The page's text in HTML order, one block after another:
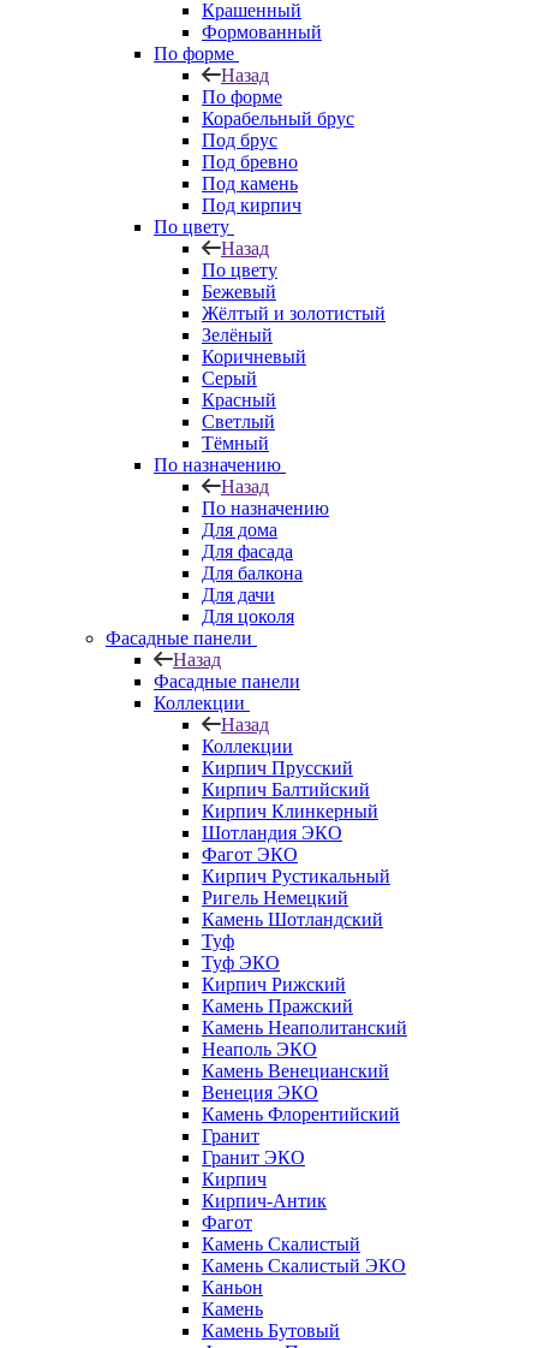
Крашенный
Формованный
По форме
Назад
По форме
Корабельный брус
Под брус
Под бревно
Под камень
Под кирпич
По цвету
Назад
По цвету
Бежевый
Жёлтый и золотистый
Зелёный
Коричневый
Серый
Красный
Светлый
Тёмный
По назначению
Назад
По назначению
Для дома
Для фасада
Для балкона
Для дачи
Для цоколя
Фасадные панели
Назад
Фасадные панели
Коллекции
Назад
Коллекции
Кирпич Прусский
Кирпич Балтийский
Кирпич Клинкерный
Шотландия ЭКО
Фагот ЭКО
Кирпич Рустикальный
Ригель Немецкий
Камень Шотландский
Туф
Туф ЭКО
Кирпич Рижский
Камень Пражский
Камень Неаполитанский
Неаполь ЭКО
Камень Венецианский
Венеция ЭКО
Камень Флорентийский
Гранит
Гранит ЭКО
Кирпич
Кирпич-Антик
Фагот
Камень Скалистый
Камень Скалистый ЭКО
Каньон
Камень
Камень Бутовый